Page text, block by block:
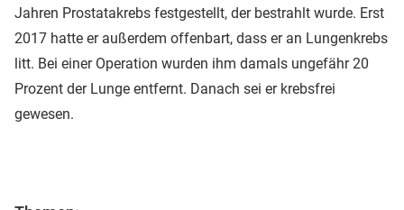
Jahren Prostatakrebs festgestellt, der bestrahlt wurde. Erst
2017 hatte er außerdem offenbart, dass er an Lungenkrebs
litt. Bei einer Operation wurden ihm damals ungefähr 20
Prozent der Lunge entfernt. Danach sei er krebsfrei
gewesen.